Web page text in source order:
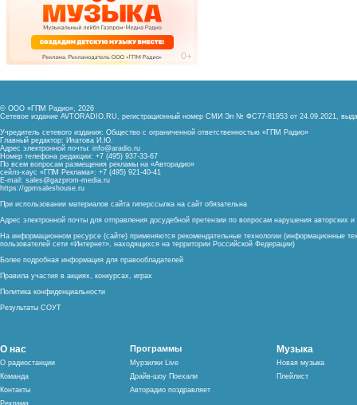
© ООО «ГПМ Радио», 2026
Сетевое издание AVTORADIO.RU, регистрационный номер СМИ Эл № ФС77-81953 от 24.09.2021,
Учредитель сетевого издания: Общество с ограниченной ответственностью «ГПМ Радио»
Главный редактор: Ипатова И.Ю.
Адрес электронной почты: info@aradio.ru
Номер телефона редакции: +7 (495) 937-33-67
По всем вопросам размещения рекламы на «Авторадио»
сейлз-хаус «ГПМ Реклама»: +7 (495) 921-40-41
E-mail: sales@gazprom-media.ru
https://gpmsaleshouse.ru
При использовании материалов сайта гиперссылка на сайт обязательна
Адрес электронной почты для отправления досудебной претензии по вопросам нарушения авторских
На информационном ресурсе (сайте) применяются рекомендательные технологии (информационные
пользователей сети «Интернет», находящихся на территории Российской Федерации)
Более подробная информация для правообладателей
Правила участия в акциях, конкурсах, играх
Политика конфиденциальности
Результаты СОУТ
О нас
О радиостанции
Команда
Контакты
Реклама
Программы
Мурзилки Live
Драйв-шоу Поехали
Авторадио поздравляет
Музыка
Новая музыка
Плейлист